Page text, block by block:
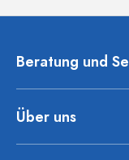
Beratung und
Über uns